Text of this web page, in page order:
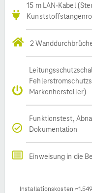
15 m LAN-Kabel
2
Markenhersteller)
Funktionstest,
Dokumentation
Einweisung in die
Installationskosten